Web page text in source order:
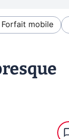
mobile